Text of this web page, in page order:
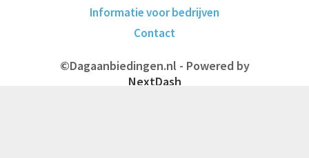
©Dagaanbiedingen.nl - Powered by
NextDash
Informatie voor bedrijven
Contact